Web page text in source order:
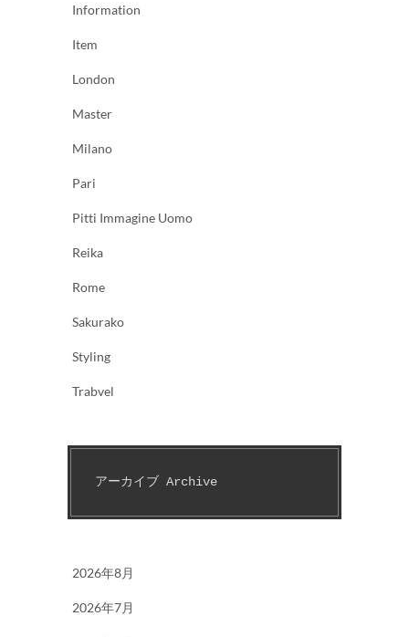
Information
Item
London
Master
Milano
Pari
Pitti Immagine Uomo
Reika
Rome
Sakurako
Styling
Trabvel
アーカイブ Archive
2026年8月
2026年7月